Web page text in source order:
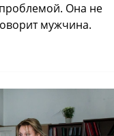
Она не
мужчина.